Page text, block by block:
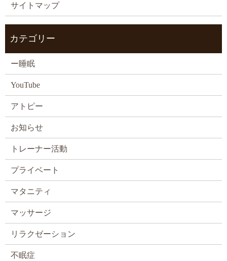
サイトマップ
カテゴリー
ー睡眠
YouTube
アトピー
お知らせ
トレーナー活動
プライベート
マタニティ
マッサージ
リラクゼーション
不眠症